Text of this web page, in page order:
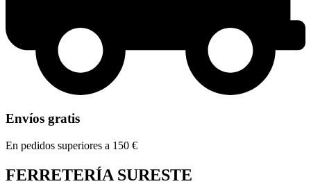
Envíos gratis
En pedidos superiores a 150 €
FERRETERÍA SURESTE